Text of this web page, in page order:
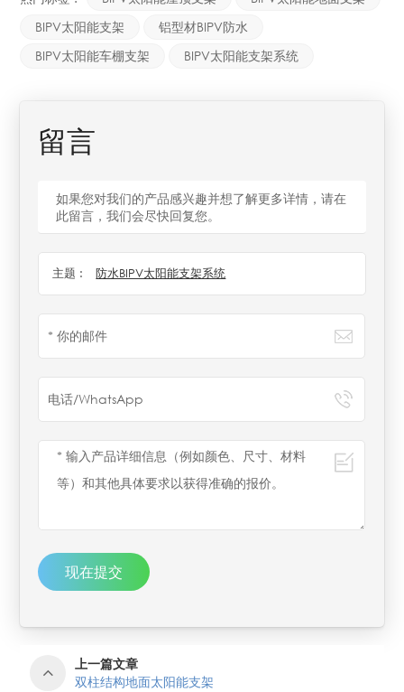
BIPV太阳能支架
铝型材BIPV防水
BIPV太阳能车棚支架
BIPV太阳能支架系统
留言
如果您对我们的产品感兴趣并想了解更多详情，请在
此留言，我们会尽快回复您。
主题 : 防水BIPV太阳能支架系统
现在提交
上一篇文章
双柱结构地面太阳能支架